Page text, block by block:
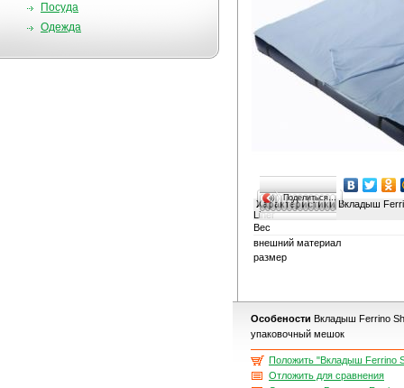
Посуда
Одежда
Поделиться…
ХарактеристикиВкладыш
Liner
Вес
внешний материал
размер
Особености Вкладыш Ferrino
упаковочный мешок
Положить "Вкладыш Ferrino
Отложить для сравнения